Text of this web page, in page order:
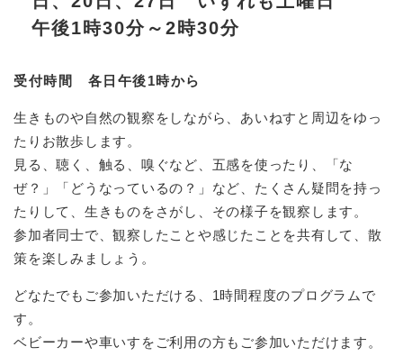
午後1時30分～2時30分
受付時間 各日午後1時から
生きものや自然の観察をしながら、あいねすと周辺をゆっ
たりお散歩します。
見る、聴く、触る、嗅ぐなど、五感を使ったり、「な
ぜ？」「どうなっているの？」など、たくさん疑問を持っ
たりして、生きものをさがし、その様子を観察します。
参加者同士で、観察したことや感じたことを共有して、散
策を楽しみましょう。
どなたでもご参加いただける、1時間程度のプログラムで
す。
ベビーカーや車いすをご利用の方もご参加いただけます。